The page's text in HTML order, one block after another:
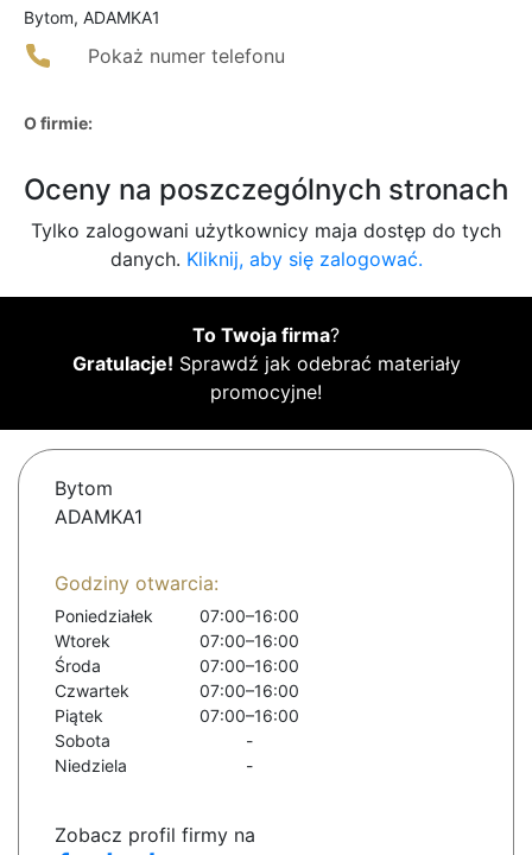
Bytom, ADAMKA1
Pokaż numer telefonu
O firmie:
Oceny na poszczególnych stronach
Tylko zalogowani użytkownicy maja dostęp do tych
danych. Kliknij, aby się zalogować.
To Twoja firma?
Gratulacje! Sprawdź jak odebrać materiały
promocyjne!
Bytom
ADAMKA1
Godziny otwarcia:
Poniedziałek
07:00–16:00
Wtorek
07:00–16:00
Środa
07:00–16:00
Czwartek
07:00–16:00
Piątek
07:00–16:00
Sobota
-
Niedziela
-
Zobacz profil firmy na